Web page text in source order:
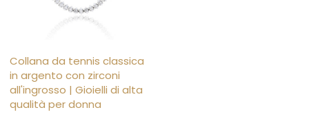
Collana da tennis classica
in argento con zirconi
all'ingrosso | Gioielli di alta
qualità per donna